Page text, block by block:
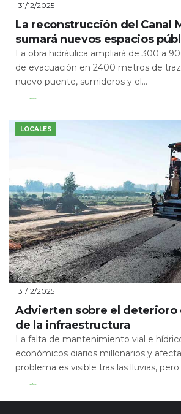
31/12/2025
La reconstrucción del Canal
sumará nuevos espacios
La obra hidráulica ampliará de 300 a
de evacuación en 2400 metros de
nuevo puente, sumideros y el...
Leer Más
LOCALES
31/12/2025
Advierten sobre el deterioro
de la infraestructura
La falta de mantenimiento vial e
económicos diarios millonarios y
problema es visible tras las lluvias, pero
Leer Más